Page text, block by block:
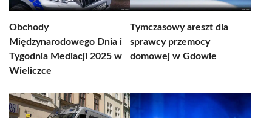
Obchody
Międzynarodowego Dnia i
Tygodnia Mediacji 2025 w
Wieliczce
Tymczasowy areszt dla
sprawcy przemocy
domowej w Gdowie